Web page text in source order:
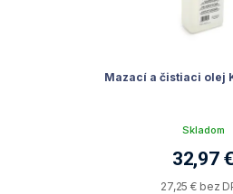
Mazací a čistiaci olej
Skladom
32,97 €
27,25 € bez